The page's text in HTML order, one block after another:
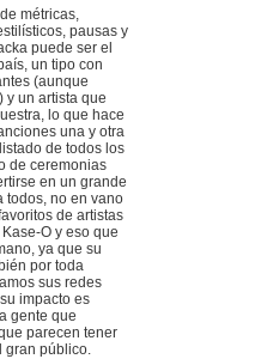
métricas,
pausas y
puede ser el
un tipo con
(aunque
y un artista que
lo que hace
una y otra
de todos los
de ceremonias
en un grande
todos, no en vano
de artistas
O y eso que
ya que su
por toda
sus redes
impacto es
gente que
parecen tener
gran público.